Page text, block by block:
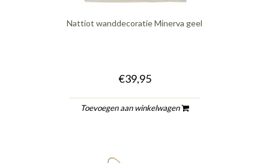
Nattiot wanddecoratie Minerva geel
€39,95
Toevoegen aan winkelwagen